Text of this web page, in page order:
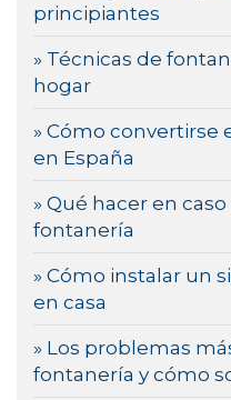
principiantes
» Técnicas de
hogar
» Cómo
en España
» Qué hacer en
fontanería
» Cómo instalar un
en casa
» Los problemas
fontanería y cómo